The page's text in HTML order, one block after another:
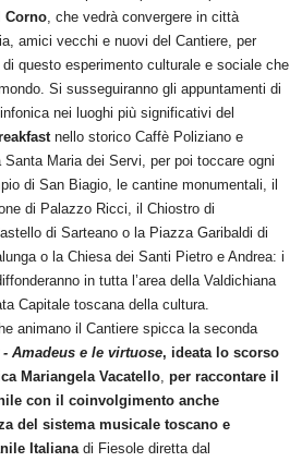
Corno , che vedrà convergere in città
amici vecchi e nuovi del Cantiere, per
questo esperimento culturale e sociale che
Si susseguiranno gli appuntamenti di
nei luoghi più significativi del
nello storico Caffè Poliziano e
Santa Maria dei Servi, per poi toccare ogni
di San Biagio, le cantine monumentali, il
di Palazzo Ricci, il Chiostro di
di Sarteano o la Piazza Garibaldi di
o la Chiesa dei Santi Pietro e Andrea: i
in tutta l’area della Valdichiana
Capitale toscana della cultura.
animano il Cantiere spicca la seconda
- Amadeus e le virtuose, ideata lo scorso
Mariangela Vacatello ,per raccontare il
con il coinvolgimento anche
del sistema musicale toscano e
Italiana di Fiesole diretta dal